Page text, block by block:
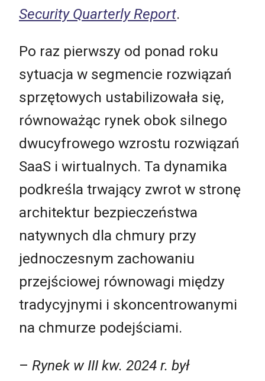
Security Quarterly Report.
Po raz pierwszy od ponad roku
sytuacja w segmencie rozwiązań
sprzętowych ustabilizowała się,
równoważąc rynek obok silnego
dwucyfrowego wzrostu rozwiązań
SaaS i wirtualnych. Ta dynamika
podkreśla trwający zwrot w stronę
architektur bezpieczeństwa
natywnych dla chmury przy
jednoczesnym zachowaniu
przejściowej równowagi między
tradycyjnymi i skoncentrowanymi
na chmurze podejściami.
– Rynek w III kw. 2024 r. był